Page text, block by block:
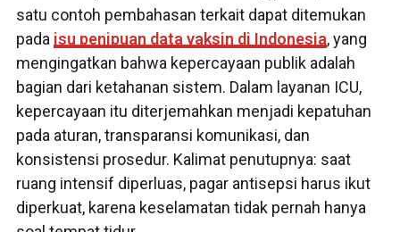
satu contoh pembahasan terkait dapat ditemukan
pada isu penipuan data vaksin di Indonesia, yang
mengingatkan bahwa kepercayaan publik adalah
bagian dari ketahanan sistem. Dalam layanan ICU,
kepercayaan itu diterjemahkan menjadi kepatuhan
pada aturan, transparansi komunikasi, dan
konsistensi prosedur. Kalimat penutupnya: saat
ruang intensif diperluas, pagar antisepsi harus ikut
diperkuat, karena keselamatan tidak pernah hanya